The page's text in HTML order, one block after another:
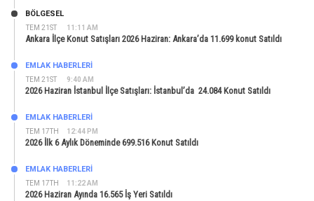
TEM 21ST 11:11 AM
BÖLGESEL
Ankara İlçe Konut Satışları 2026 Haziran: Ankara’da 11.699 konut Satıldı
TEM 21ST 9:40 AM
EMLAK HABERLERI
2026 Haziran İstanbul İlçe Satışları: İstanbul’da 24.084 Konut Satıldı
TEM 17TH 12:44 PM
EMLAK HABERLERI
2026 İlk 6 Aylık Döneminde 699.516 Konut Satıldı
TEM 17TH 11:22 AM
EMLAK HABERLERI
2026 Haziran Ayında 16.565 İş Yeri Satıldı